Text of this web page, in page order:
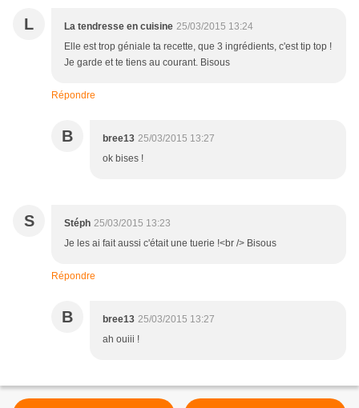
L La tendresse en cuisine 25/03/2015 13:24
Elle est trop géniale ta recette, que 3 ingrédients, c'est tip top !
Je garde et te tiens au courant. Bisous
Répondre
B bree13 25/03/2015 13:27
ok bises !
S Stéph 25/03/2015 13:23
Je les ai fait aussi c'était une tuerie !<br /> Bisous
Répondre
B bree13 25/03/2015 13:27
ah ouiii !